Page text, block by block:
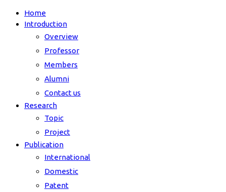
Home
Introduction
Overview
Professor
Members
Alumni
Contact us
Research
Topic
Project
Publication
International
Domestic
Patent